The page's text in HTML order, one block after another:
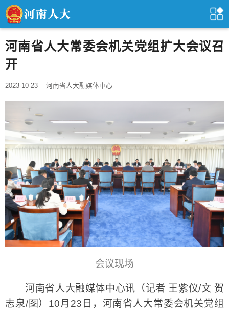
河南省人大常委会机关党组扩大会议召
开
2023-10-23 河南省人大融媒体中心
会议现场
河南省人大融媒体中心讯（记者 王紫仪/文 贺
志泉/图）10月23日，河南省人大常委会机关党组